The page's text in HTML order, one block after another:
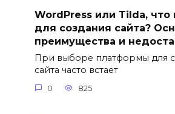
WordPress или Tilda, что
для создания сайта?
преимущества и
При выборе платформы для
сайта часто встает
0 825